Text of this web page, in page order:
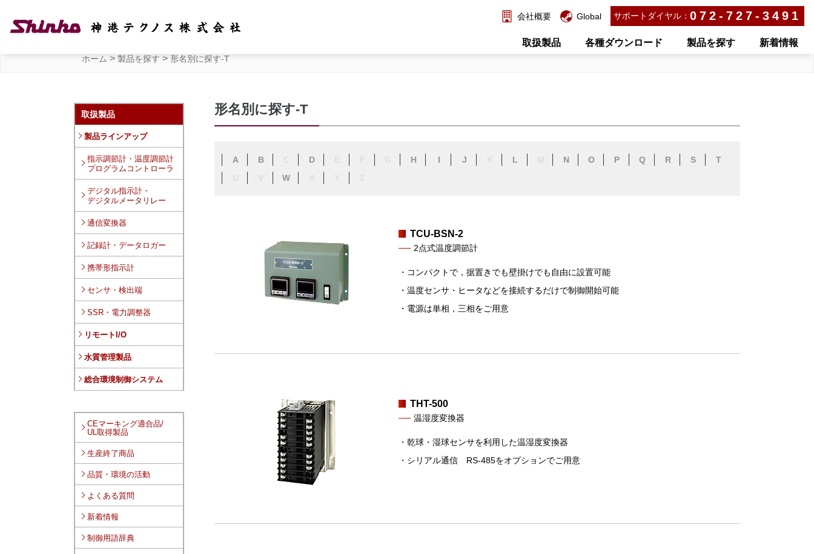
会社概要 Global サポートダイヤル： 072-727-3491
取扱製品 各種ダウンロード 製品を探す 新着情報
ホーム > 製品を探す > 形名別に探す-T
取扱製品
製品ラインアップ
指示調節計・温度調節計
プログラムコントローラ
デジタル指示計・
デジタルメータリレー
通信変換器
記録計・データロガー
携帯形指示計
センサ・検出端
SSR・電力調整器
リモートI/O
水質管理製品
総合環境制御システム
CEマーキング適合品/
UL取得製品
生産終了商品
品質・環境の活動
よくある質問
新着情報
制御用語辞典
形名別に探す-T
A B D H I J L N O P Q R S
T
W
TCU-BSN-2
2点式温度調節計
・コンパクトで，据置きでも壁掛けでも自由に設置可能
・温度センサ・ヒータなどを接続するだけで制御開始可能
・電源は単相，三相をご用意
THT-500
温湿度変換器
・乾球・湿球センサを利用した温湿度変換器
・シリアル通信 RS-485をオプションでご用意